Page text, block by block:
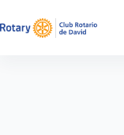
al
contenido